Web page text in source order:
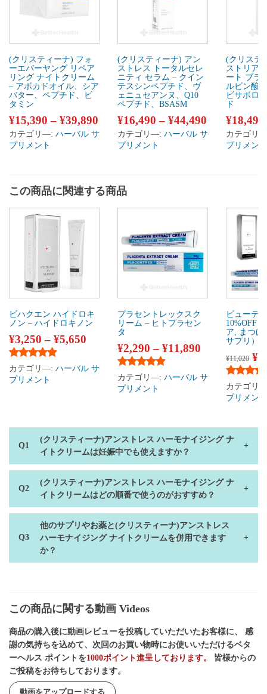
(クリスティーナ) フォ
ーエバーヤング リペア
リング ナイトクリーム
– アボカドオイル、シア
バター、ペプチド、ビ
タミン
¥15,390 – ¥39,890
カテゴリ―: ハーバル サ
プリメント
(クリスティーナ) アン
ストレス トータルセレ
ニティ セラム – クイン
テスシンペプチド、ヴ
ェニュセアンヌ、Q10
ペプチド、BSASM
¥16,490 – ¥44,490
カテゴリ―: ハーバル サ
プリメント
(クリステ
ストリア
ート ブラ
ルビン酸
ビサボロ
ド
¥18,490
カテゴリ
プリメント
この商品に関連する商品
ビハクエン ハイドロキ
ノン – ハイドロキノン
¥3,250 – ¥5,650
5段階中 4.75の評価
カテゴリ―: ハーバル サ
プリメント
プラセントレックスク
リーム – ヒトプラセン
タ
¥2,290 – ¥11,890
5段階中 4.75の評価
カテゴリ―: ハーバル サ
プリメント
ビューテ
10%OFF
ア, まつげ
サプリ）
¥11,020 ¥
5段階中
カテゴリ
プリメント
(クリスティーナ)アンストレス ハーモナイジング ナ
イトクリームは妊娠中でも使えますか？
(クリスティーナ)アンストレス ハーモナイジング ナ
イトクリームはどの順番で使うのがおすすめ？
他のサプリやお薬と(クリスティーナ)アンストレス
ハーモナイジング ナイトクリームを併用できます
か？
この商品に関する動画 Videos
商品の購入後に動画レビューを投稿していただいたお客様に、 感
謝の気持ちを込めて、次回のお買い物時にお使いいただけるベタ
ーヘルス ポイントを1000ポイント進呈しております。
皆様からの
ご投稿をお待ちしております。
動画をアップロードする